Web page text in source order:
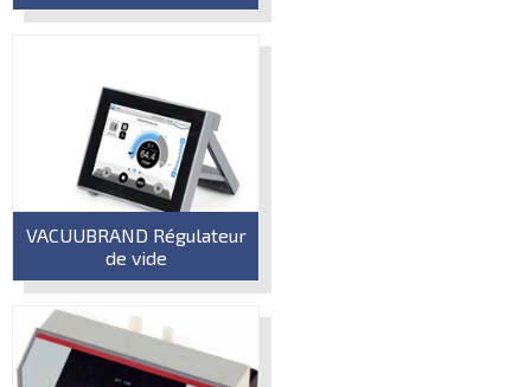
VACUUBRAND Régulateur
de vide